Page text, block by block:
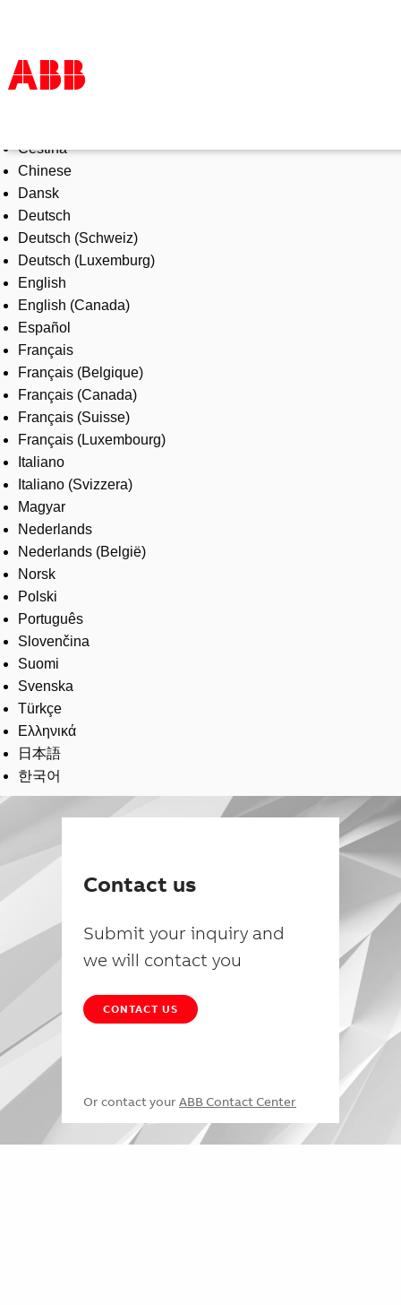
Products & Solutions
Industries
Services
About us
Where to buy
Contact us
Careers
Čeština
Chinese
Dansk
Deutsch
Deutsch (Schweiz)
Deutsch (Luxemburg)
English
English (Canada)
Español
Français
Français (Belgique)
Français (Canada)
Français (Suisse)
Français (Luxembourg)
Italiano
Italiano (Svizzera)
Magyar
Nederlands
Nederlands (België)
Norsk
Polski
Português
Slovenčina
Suomi
Svenska
Türkçe
Ελληνικά
日本語
한국어
Contact us
Submit your inquiry and
we will contact you
CONTACT US
Or contact your ABB Contact Center